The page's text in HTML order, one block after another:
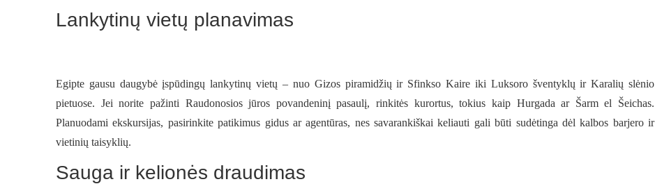
Lankytinų vietų planavimas
Egipte gausu daugybė įspūdingų lankytinų vietų – nuo Gizos piramidžių ir Sfinkso Kaire iki Luksoro šventyklų ir Karalių slėnio
pietuose. Jei norite pažinti Raudonosios jūros povandeninį pasaulį, rinkitės kurortus, tokius kaip Hurgada ar Šarm el Šeichas.
Planuodami ekskursijas, pasirinkite patikimus gidus ar agentūras, nes savarankiškai keliauti gali būti sudėtinga dėl kalbos barjero ir
vietinių taisyklių.
Sauga ir kelionės draudimas